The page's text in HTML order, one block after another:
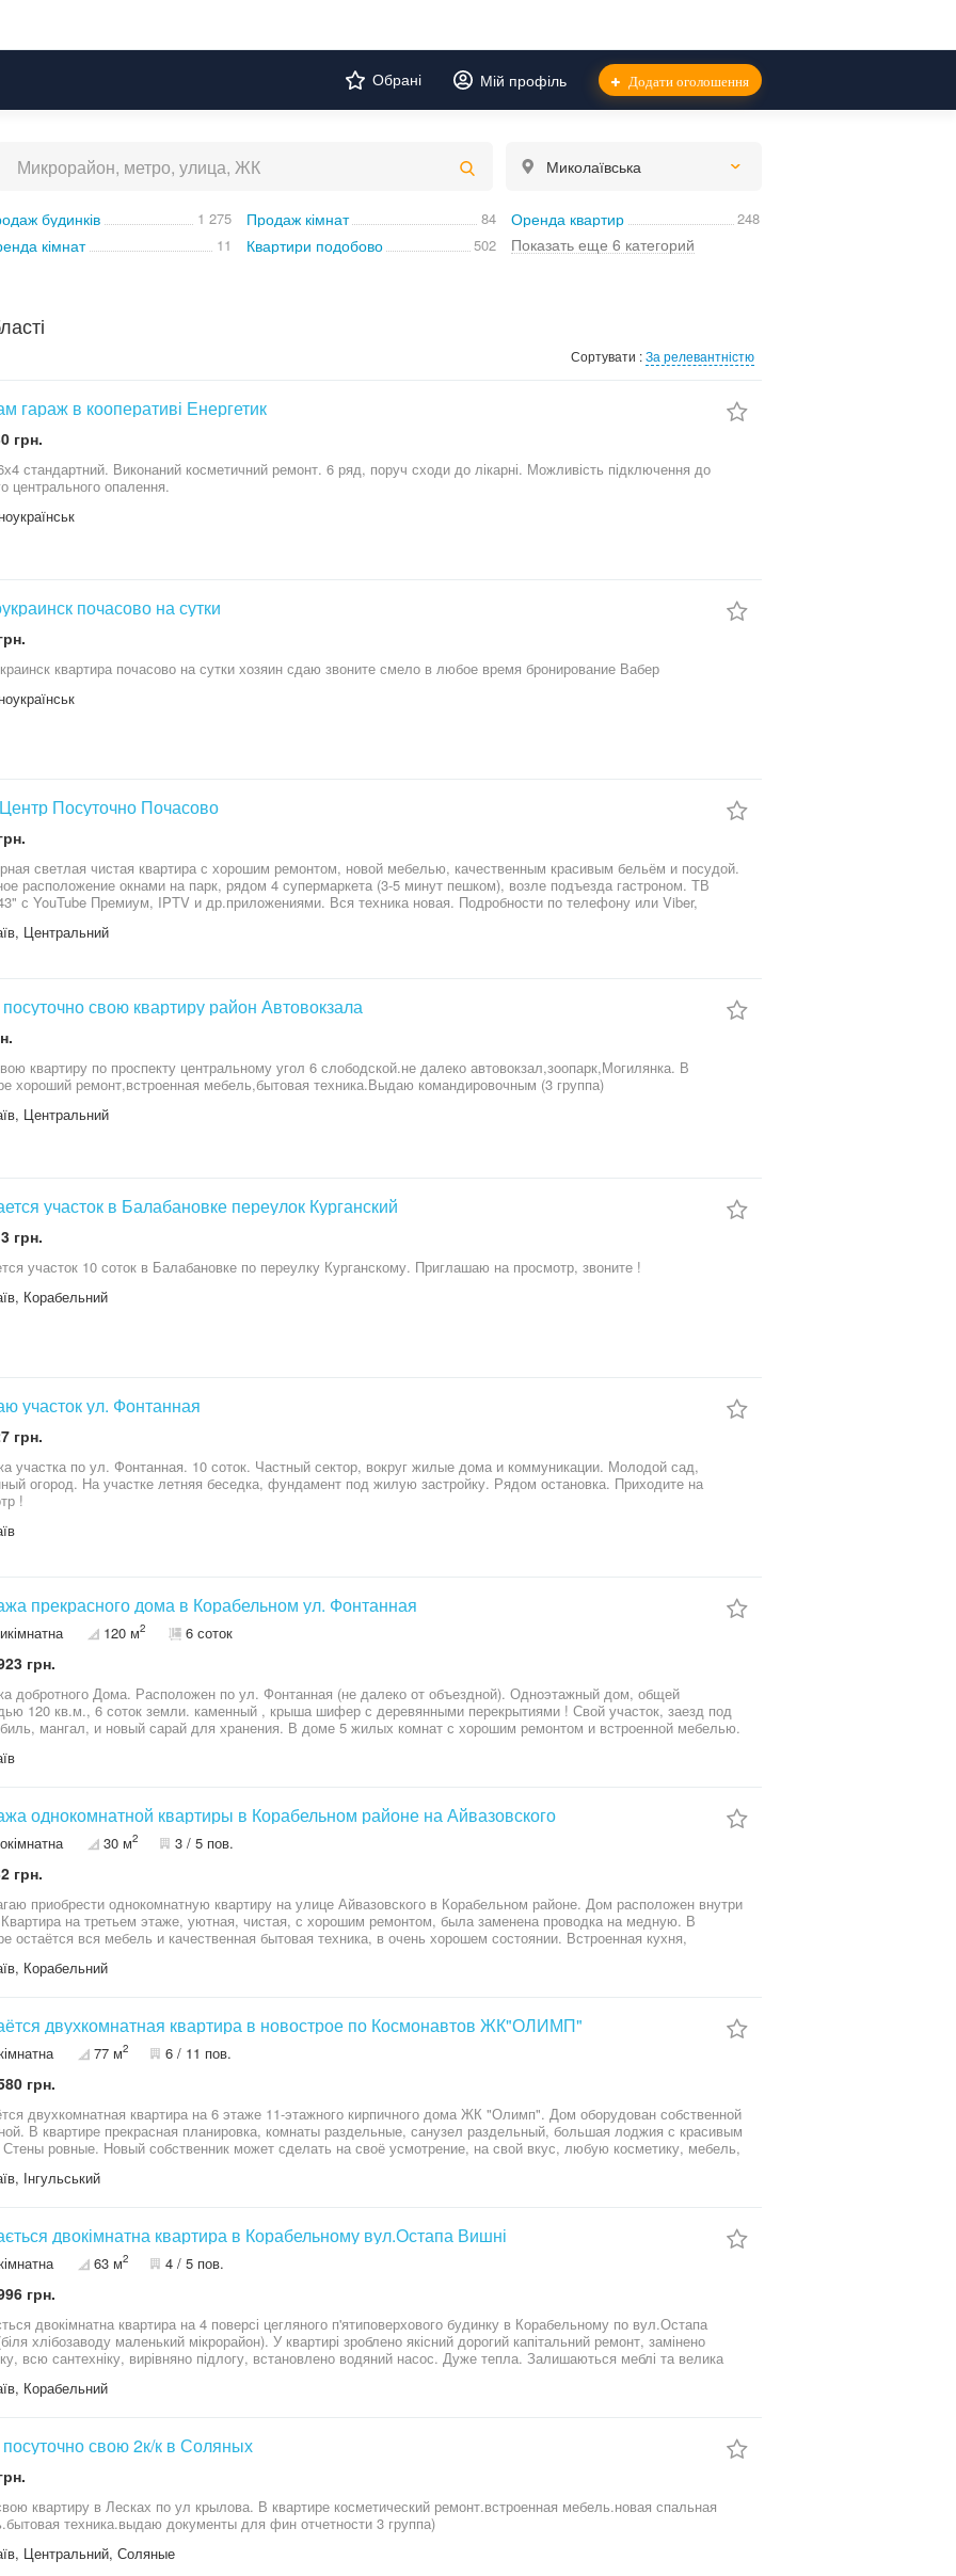
Обрані Мій профіль Додати оголошення
Миколаївська
будинків 1 275
кімнат 11
Продаж кімнат 84
Квартири подобово 502
Оренда квартир 248
Показать еще 6 категорий
Сортувати :За релевантністю
гараж в кооперативі Енергетик
грн.
стандартний. Виконаний косметичний ремонт. 6 ряд, поруч сходи до лікарні. Можливість підключення до
центрального опалення.
почасово на сутки
квартира почасово на сутки хозяин сдаю звоните смело в любое время бронирование Вабер
Посуточно Почасово
светлая чистая квартира с хорошим ремонтом, новой мебелью, качественным красивым бельём и посудой.
расположение окнами на парк, рядом 4 супермаркета (3-5 минут пешком), возле подъезда гастроном. ТВ
с YouTube Премиум, IPTV и др.приложениями. Вся техника новая. Подробности по телефону или Viber,
Центральний
свою квартиру район Автовокзала
квартиру по проспекту центральному угол 6 слободской.не далеко автовокзал,зоопарк,Могилянка. В
хороший ремонт,встроенная мебель,бытовая техника.Выдаю командировочным (3 группа)
Центральний
участок в Балабановке переулок Курганский
грн.
участок 10 соток в Балабановке по переулку Курганскому. Приглашаю на просмотр, звоните !
Корабельний
участок ул. Фонтанная
грн.
участка по ул. Фонтанная. 10 соток. Частный сектор, вокруг жилые дома и коммуникации. Молодой сад,
огород. На участке летняя беседка, фундамент под жилую застройку. Рядом остановка. Приходите на
!
прекрасного дома в Корабельном ул. Фонтанная
120 м2 6 соток
грн.
добротного Дома. Расположен по ул. Фонтанная (не далеко от объездной). Одноэтажный дом, общей
120 кв.м., 6 соток земли. каменный , крыша шифер с деревянными перекрытиями ! Свой участок, заезд под
мангал, и новый сарай для хранения. В доме 5 жилых комнат с хорошим ремонтом и встроенной мебелью.
Санузел в плитке, совмещен. В доме остается мебель и техника. Очень выгодная цена, не упустите
однокомнатной квартиры в Корабельном районе на Айвазовского
30 м2 3 / 5 пов.
грн.
приобрести однокомнатную квартиру на улице Айвазовского в Корабельном районе. Дом расположен внутри
на третьем этаже, уютная, чистая, с хорошим ремонтом, была заменена проводка на медную. В
остаётся вся мебель и качественная бытовая техника, в очень хорошем состоянии. Встроенная кухня,
Samsung 40”, пылесос 1800W Samsung, утюг, стиральная машина, душевая кабина, также остаётся весь
Корабельний
двухкомнатная квартира в новострое по Космонавтов ЖК"ОЛИМП"
77 м2 6 / 11 пов.
грн.
двухкомнатная квартира на 6 этаже 11-этажного кирпичного дома ЖК "Олимп". Дом оборудован собственной
В квартире прекрасная планировка, комнаты раздельные, санузел раздельный, большая лоджия с красивым
ровные. Новый собственник может сделать на своё усмотрение, на свой вкус, любую косметику, мебель,
квартиры !
Інгульський
двокімнатна квартира в Корабельному вул.Остапа Вишні
63 м2 4 / 5 пов.
грн.
двокімнатна квартира на 4 поверсі цегляного п'ятиповерхового будинку в Корабельному по вул.Остапа
хлібозаводу маленький мікрорайон). У квартирі зроблено якісний дорогий капітальний ремонт, замінено
всю сантехніку, вирівняно підлогу, встановлено водяний насос. Дуже тепла. Залишаються меблі та велика
Корабельний
свою 2к/к в Соляных
квартиру в Лесках по ул крылова. В квартире косметический ремонт.встроенная мебель.новая спальная
техника.выдаю документы для фин отчетности 3 группа)
Центральний, Соляные